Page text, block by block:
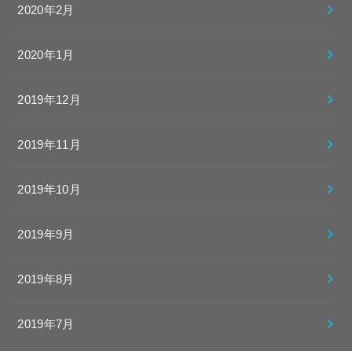
2020年2月
2020年1月
2019年12月
2019年11月
2019年10月
2019年9月
2019年8月
2019年7月